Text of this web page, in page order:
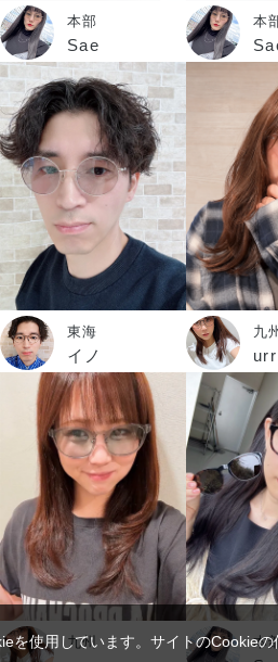
本部
Sae
本
東海
イノ
九州
urr
九州 本
を使用しています。サイトのCookie